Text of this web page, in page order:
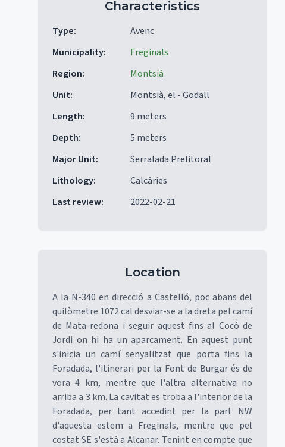
Characteristics
Type:
Avenc
Municipality:
Freginals
Region:
Montsià
Unit:
Montsià, el - Godall
Length:
9 meters
Depth:
5 meters
Major Unit:
Serralada Prelitoral
Lithology:
Calcàries
Last review: 2022-02-21
Location
A la N-340 en direcció a Castelló, poc abans del
quilòmetre 1072 cal desviar-se a la dreta pel camí
de Mata-redona i seguir aquest fins al Cocó de
Jordi on hi ha un aparcament. En aquest punt
s'inicia un camí senyalitzat que porta fins la
Foradada, l'itinerari per la Font de Burgar és de
vora 4 km, mentre que l'altra alternativa no
arriba a 3 km. La cavitat es troba a l'interior de la
Foradada, per tant accedint per la part NW
d'aquesta estem a Freginals, mentre que pel
costat SE s'està a Alcanar. Tenint en compte que